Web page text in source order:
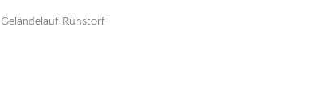
Geländelauf Ruhstorf